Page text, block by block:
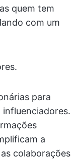
quem tem
com um
para
a
colaborações